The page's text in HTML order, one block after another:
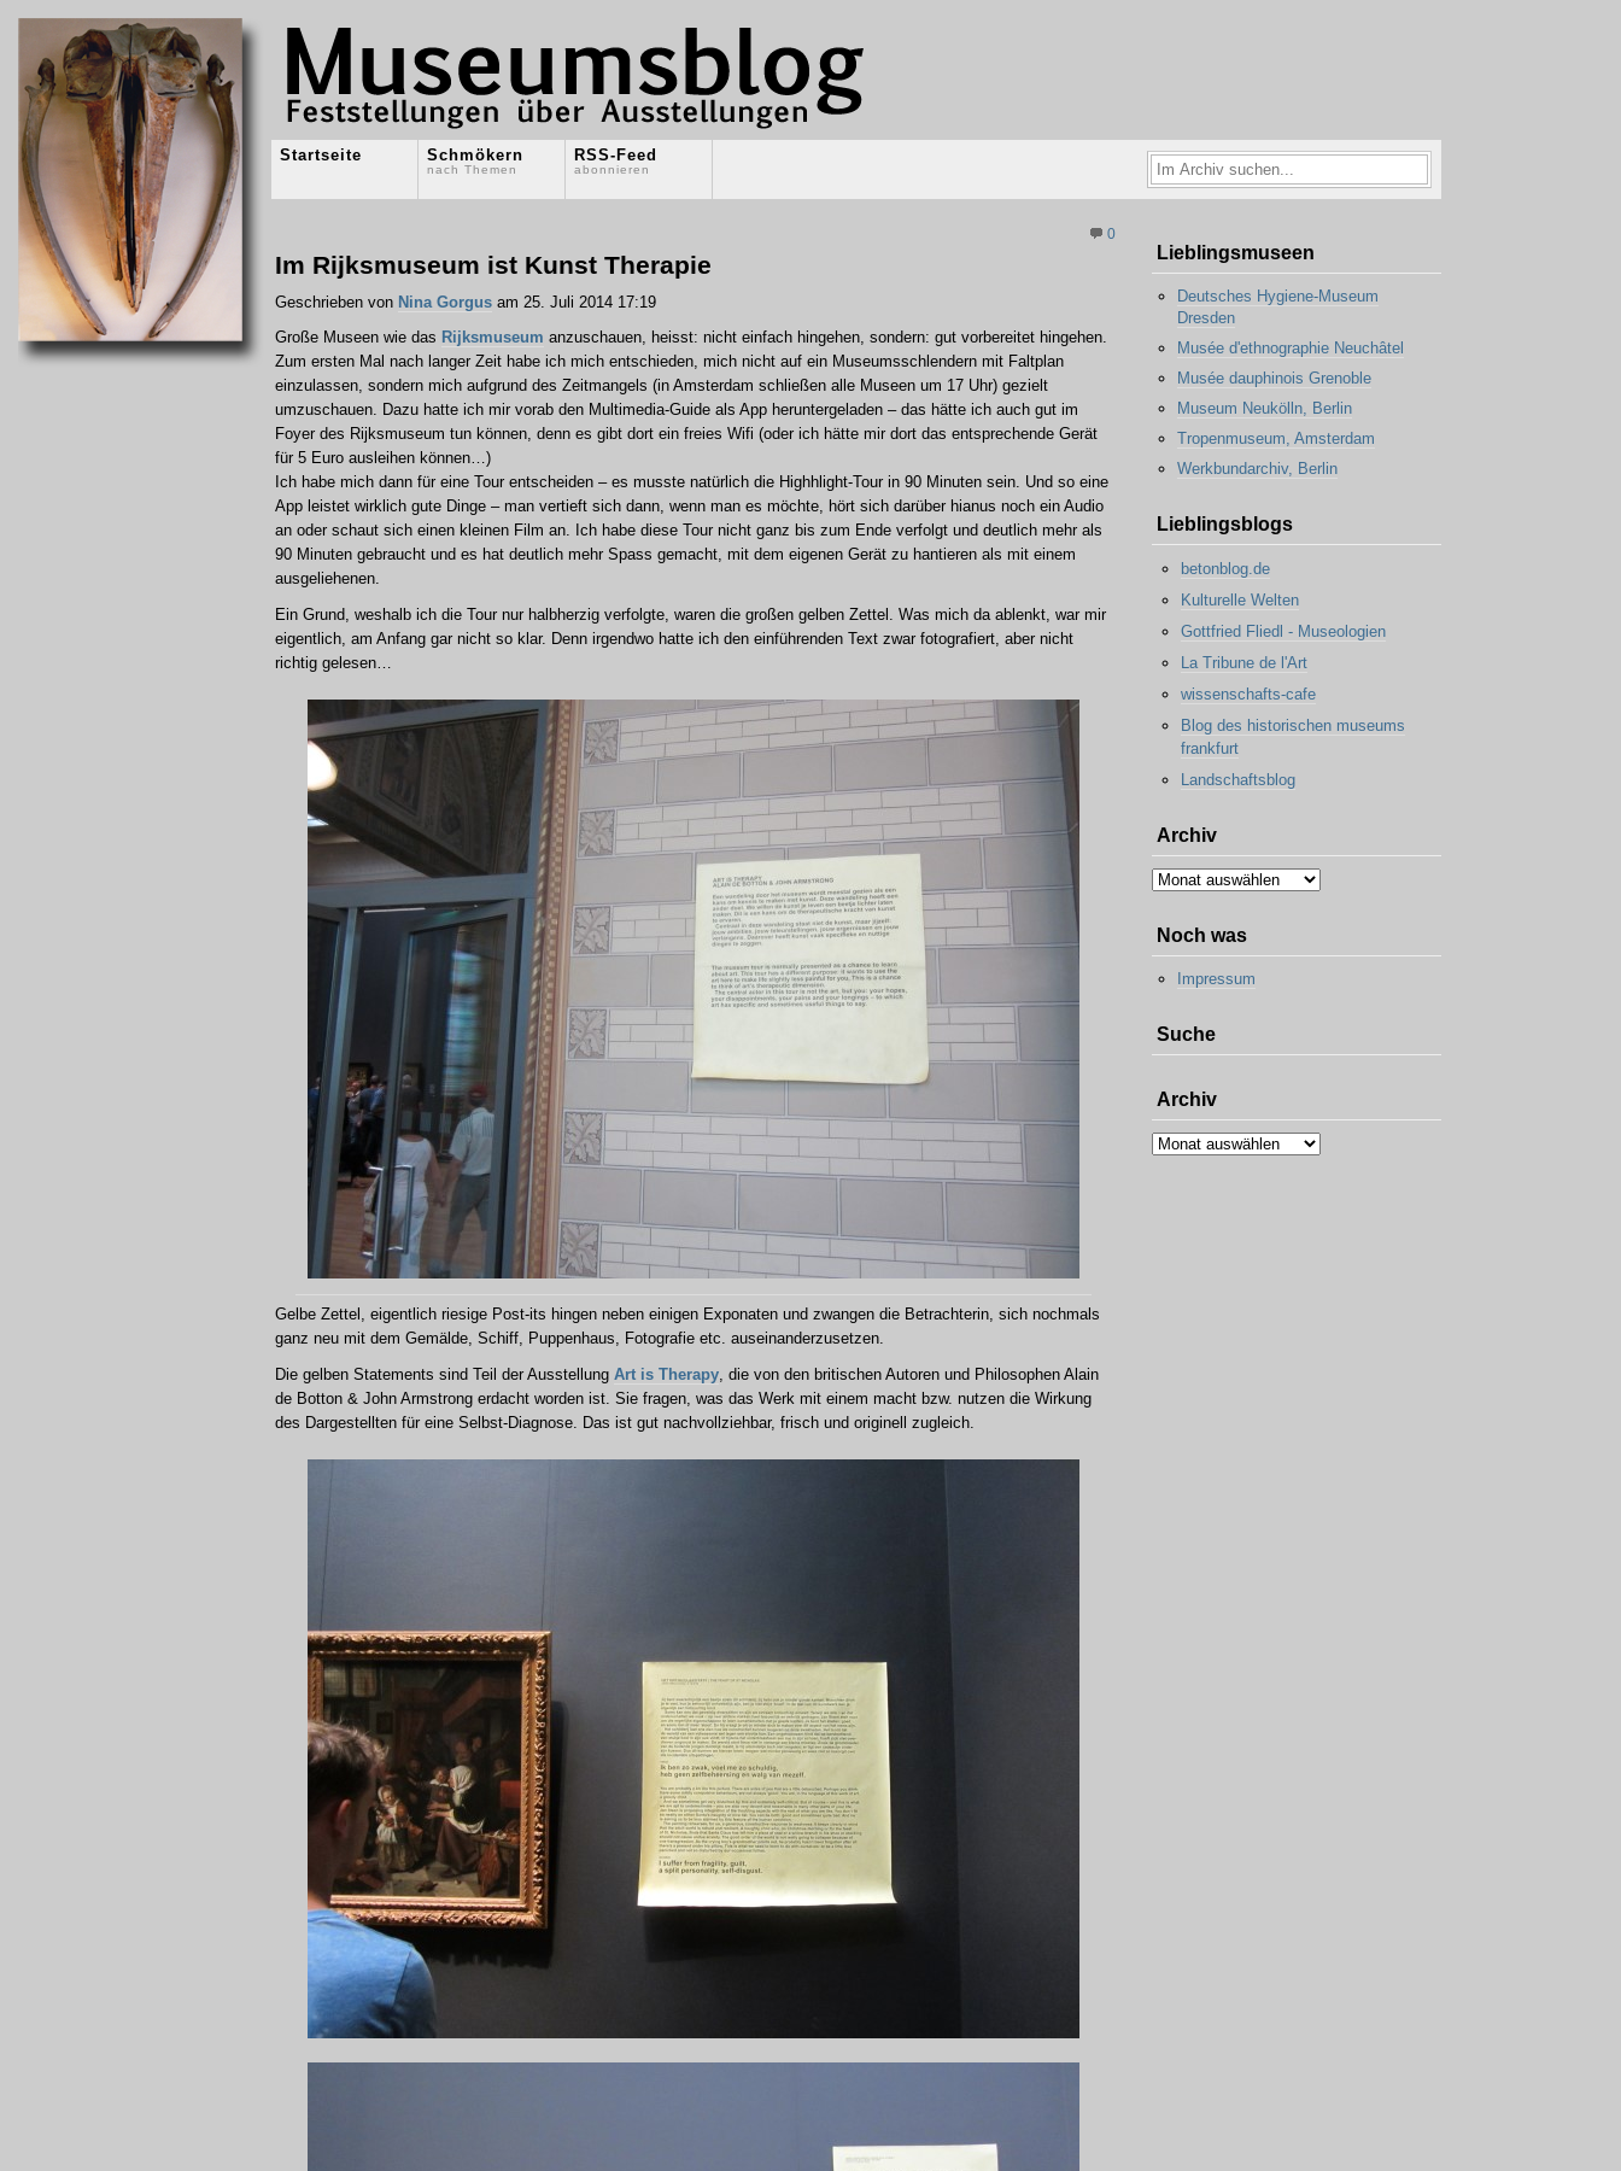
Startseite Schmökern
nach Themen
RSS-Feed
abonnieren
0
Im Rijksmuseum ist Kunst Therapie
Geschrieben von Nina Gorgus am 25. Juli 2014 17:19
Große Museen wie das Rijksmuseum anzuschauen, heisst: nicht einfach hingehen, sondern: gut vorbereitet hingehen.
Zum ersten Mal nach langer Zeit habe ich mich entschieden, mich nicht auf ein Museumsschlendern mit Faltplan
einzulassen, sondern mich aufgrund des Zeitmangels (in Amsterdam schließen alle Museen um 17 Uhr) gezielt
umzuschauen. Dazu hatte ich mir vorab den Multimedia-Guide als App heruntergeladen – das hätte ich auch gut im
Foyer des Rijksmuseum tun können, denn es gibt dort ein freies Wifi (oder ich hätte mir dort das entsprechende Gerät
für 5 Euro ausleihen können…)
Ich habe mich dann für eine Tour entscheiden – es musste natürlich die Highhlight-Tour in 90 Minuten sein. Und so eine
App leistet wirklich gute Dinge – man vertieft sich dann, wenn man es möchte, hört sich darüber hianus noch ein Audio
an oder schaut sich einen kleinen Film an. Ich habe diese Tour nicht ganz bis zum Ende verfolgt und deutlich mehr als
90 Minuten gebraucht und es hat deutlich mehr Spass gemacht, mit dem eigenen Gerät zu hantieren als mit einem
ausgeliehenen.
Ein Grund, weshalb ich die Tour nur halbherzig verfolgte, waren die großen gelben Zettel. Was mich da ablenkt, war mir
eigentlich, am Anfang gar nicht so klar. Denn irgendwo hatte ich den einführenden Text zwar fotografiert, aber nicht
richtig gelesen…
Gelbe Zettel, eigentlich riesige Post-its hingen neben einigen Exponaten und zwangen die Betrachterin, sich nochmals
ganz neu mit dem Gemälde, Schiff, Puppenhaus, Fotografie etc. auseinanderzusetzen.
Die gelben Statements sind Teil der Ausstellung Art is Therapy, die von den britischen Autoren und Philosophen Alain
de Botton & John Armstrong erdacht worden ist. Sie fragen, was das Werk mit einem macht bzw. nutzen die Wirkung
des Dargestellten für eine Selbst-Diagnose. Das ist gut nachvollziehbar, frisch und originell zugleich.
Lieblingsmuseen
Deutsches Hygiene-Museum
Dresden
Musée d'ethnographie Neuchâtel
Musée dauphinois Grenoble
Museum Neukölln, Berlin
Tropenmuseum, Amsterdam
Werkbundarchiv, Berlin
Lieblingsblogs
betonblog.de
Kulturelle Welten
Gottfried Fliedl - Museologien
La Tribune de l'Art
wissenschafts-cafe
Blog des historischen museums
frankfurt
Landschaftsblog
Archiv
Archiv
Noch was
Impressum
Suche
Archiv
Archiv